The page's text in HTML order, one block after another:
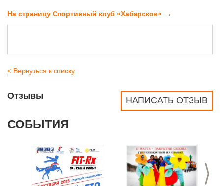
На страницу Спортивный клуб «Хабарское» →
< Вернуться к списку
НАПИСАТЬ ОТЗЫВ
Отзывы
СОБЫТИЯ
>